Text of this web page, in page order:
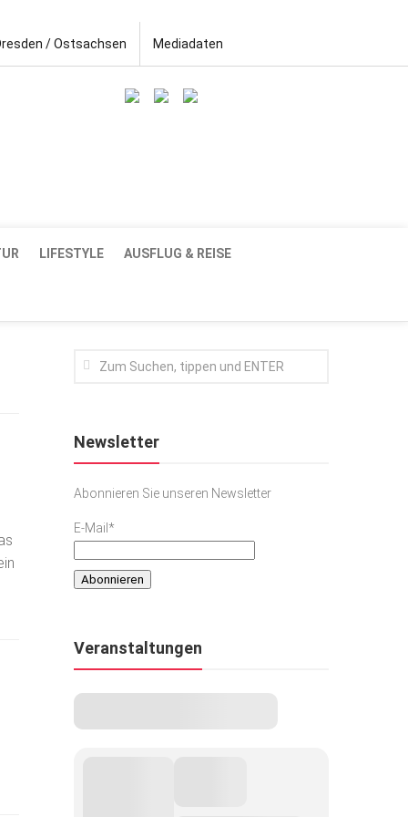
/ Ostsachsen Mediadaten
LIFESTYLE AUSFLUG & REISE
Newsletter
Abonnieren Sie unseren Newsletter
E-Mail*
Veranstaltungen